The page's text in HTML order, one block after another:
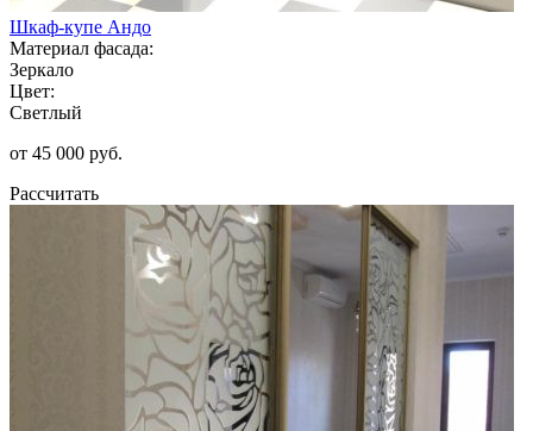
Шкаф-купе Андо
Материал фасада:
Зеркало
Цвет:
Светлый
от 45 000 руб.
Рассчитать